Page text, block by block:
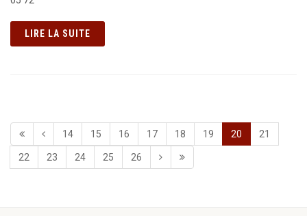
LIRE LA SUITE
14 15 16 17 18 19 20 21
22 23 24 25 26